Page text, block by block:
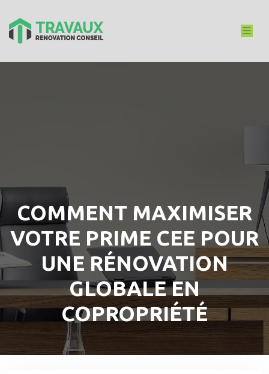
COMMENT MAXIMISER
VOTRE PRIME CEE POUR
UNE RÉNOVATION
GLOBALE EN
COPROPRIÉTÉ